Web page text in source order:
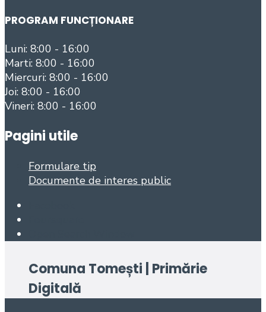
PROGRAM FUNCȚIONARE
Luni: 8:00 - 16:00
Marti: 8:00 - 16:00
Miercuri: 8:00 - 16:00
Joi: 8:00 - 16:00
Vineri: 8:00 - 16:00
Pagini utile
Formulare tip
Documente de interes public
Comuna Tomești | Primărie
Digitală